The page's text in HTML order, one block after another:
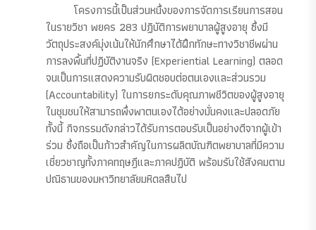
โครงการนี้เป็นส่วนหนึ่งของการจัดการเรียนการสอน
ในรายวิชา พยคร 283 ปฏิบัติการพยาบาลผู้สูงอายุ ซึ่งมี
วัตถุประสงค์มุ่งเน้นให้นักศึกษาได้ฝึกทักษะทางวิชาชีพผ่าน
การลงพื้นที่ปฏิบัติงานจริง (Experiential Learning) ตลอด
จนเป็นการแสดงความรับผิดชอบต่อตนเองและส่วนรวม
(Accountability) ในการยกระดับคุณภาพชีวิตของผู้สูงอายุ
ในชุมชนให้สามารถพึ่งพาตนเองได้อย่างมั่นคงและปลอดภัย
ทั้งนี้ กิจกรรมดังกล่าวได้รับการตอบรับเป็นอย่างดีจากผู้เข้า
ร่วม ซึ่งถือเป็นก้าวสำคัญในการผลิตบัณฑิตพยาบาลที่มีความ
เชี่ยวชาญทั้งภาคทฤษฎีและภาคปฏิบัติ พร้อมรับใช้สังคมตาม
ปณิธานของมหาวิทยาลัยมหิดลสืบไป